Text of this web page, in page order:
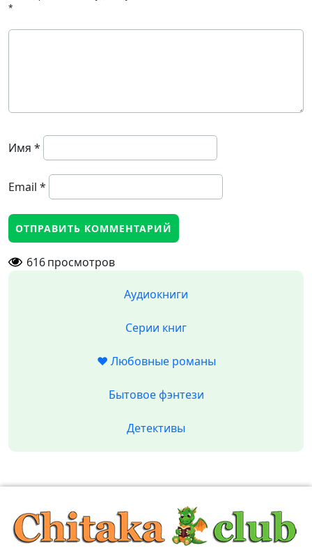
*
Имя *
Email *
616просмотров
Аудиокниги
Серии книг
❤️ Любовные романы
Бытовое фэнтези
Детективы